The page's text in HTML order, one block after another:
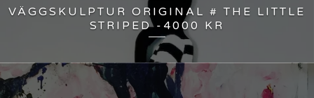
VÄGGSKULPTUR ORIGINAL # THE LITTLE
STRIPED -4000 KR